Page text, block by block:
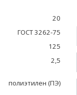
20
ГОСТ 3262-75
125
2,5
полиэтилен (ПЭ)